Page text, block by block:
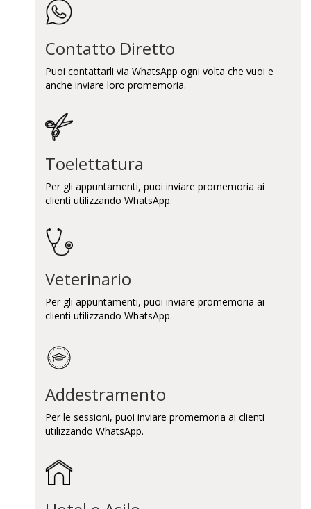
Contatto Diretto
Puoi contattarli via WhatsApp ogni volta che vuoi e
anche inviare loro promemoria.
Toelettatura
Per gli appuntamenti, puoi inviare promemoria ai
clienti utilizzando WhatsApp.
Veterinario
Per gli appuntamenti, puoi inviare promemoria ai
clienti utilizzando WhatsApp.
Addestramento
Per le sessioni, puoi inviare promemoria ai clienti
utilizzando WhatsApp.